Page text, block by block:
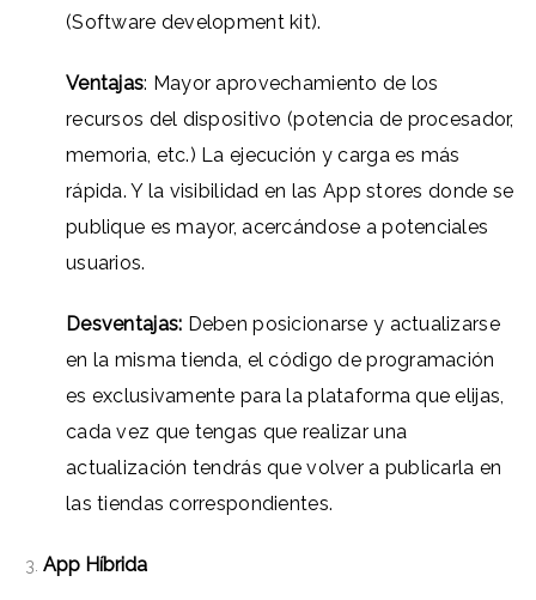
(Software development kit).
Ventajas: Mayor aprovechamiento de los
recursos del dispositivo (potencia de procesador,
memoria, etc.) La ejecución y carga es más
rápida. Y la visibilidad en las App stores donde se
publique es mayor, acercándose a potenciales
usuarios.
Desventajas: Deben posicionarse y actualizarse
en la misma tienda, el código de programación
es exclusivamente para la plataforma que elijas,
cada vez que tengas que realizar una
actualización tendrás que volver a publicarla en
las tiendas correspondientes.
App Híbrida